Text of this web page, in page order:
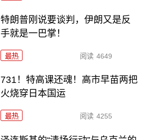
特朗普刚说要谈判，伊朗又是反
手就是一巴掌！
最热 阅读 4649
731！特高课还魂！高市早苗两把
火烧穿日本国运
最热 阅读 4255